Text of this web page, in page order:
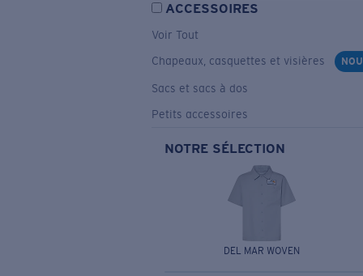
ACCESSOIRES
Voir Tout
Chapeaux, casquettes et visières
Sacs et sacs à dos
Petits accessoires
NOTRE SÉLECTION
DEL MAR WOVEN